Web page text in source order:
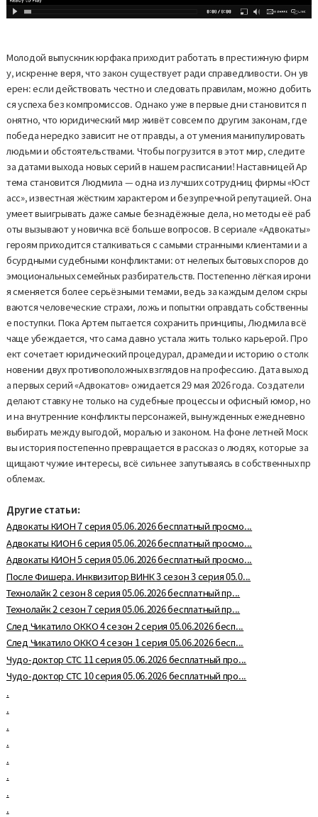
Молодой выпускник юрфака приходит работать в престижную фирм
у, искренне веря, что закон существует ради справедливости. Он ув
ерен: если действовать честно и следовать правилам, можно добить
ся успеха без компромиссов. Однако уже в первые дни становится п
онятно, что юридический мир живёт совсем по другим законам, где
победа нередко зависит не от правды, а от умения манипулировать
людьми и обстоятельствами. Чтобы погрузится в этот мир, следите
за датами выхода новых серий в нашем расписании! Наставницей Ар
тема становится Людмила — одна из лучших сотрудниц фирмы «Юст
асс», известная жёстким характером и безупречной репутацией. Она
умеет выигрывать даже самые безнадёжные дела, но методы её раб
оты вызывают у новичка всё больше вопросов. В сериале «Адвокаты»
героям приходится сталкиваться с самыми странными клиентами и а
бсурдными судебными конфликтами: от нелепых бытовых споров до
эмоциональных семейных разбирательств. Постепенно лёгкая ирони
я сменяется более серьёзными темами, ведь за каждым делом скры
ваются человеческие страхи, ложь и попытки оправдать собственны
е поступки. Пока Артем пытается сохранить принципы, Людмила всё
чаще убеждается, что сама давно устала жить только карьерой. Про
ект сочетает юридический процедурал, драмеди и историю о столк
новении двух противоположных взглядов на профессию. Дата выход
а первых серий «Адвокатов» ожидается 29 мая 2026 года. Создатели
делают ставку не только на судебные процессы и офисный юмор, но
и на внутренние конфликты персонажей, вынужденных ежедневно
выбирать между выгодой, моралью и законом. На фоне летней Моск
вы история постепенно превращается в рассказ о людях, которые за
щищают чужие интересы, всё сильнее запутываясь в собственных пр
облемах.
Другие статьи:
Адвокаты КИОН 7 серия 05.06.2026 бесплатный просмо...
Адвокаты КИОН 6 серия 05.06.2026 бесплатный просмо...
Адвокаты КИОН 5 серия 05.06.2026 бесплатный просмо...
После Фишера. Инквизитор ВИНК 3 сезон 3 серия 05.0...
Технолайк 2 сезон 8 серия 05.06.2026 бесплатный пр...
Технолайк 2 сезон 7 серия 05.06.2026 бесплатный пр...
След Чикатило ОККО 4 сезон 2 серия 05.06.2026 бесп...
След Чикатило ОККО 4 сезон 1 серия 05.06.2026 бесп...
Чудо-доктор СТС 11 серия 05.06.2026 бесплатный про...
Чудо-доктор СТС 10 серия 05.06.2026 бесплатный про...
.
.
.
.
.
.
.
.